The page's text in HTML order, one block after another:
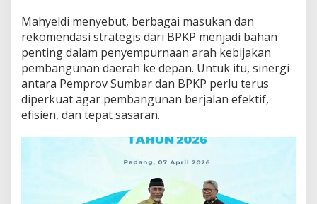
Mahyeldi menyebut, berbagai masukan dan
rekomendasi strategis dari BPKP menjadi bahan
penting dalam penyempurnaan arah kebijakan
pembangunan daerah ke depan. Untuk itu, sinergi
antara Pemprov Sumbar dan BPKP perlu terus
diperkuat agar pembangunan berjalan efektif,
efisien, dan tepat sasaran.